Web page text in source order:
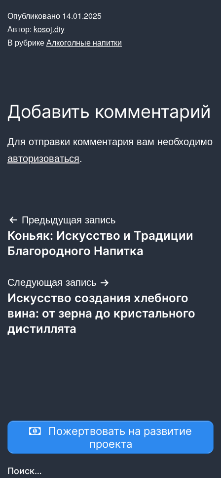
Опубликовано 14.01.2025
Автор: kosoj.diy
В рубрикеАлкоголные напитки
Добавить комментарий
Для отправки комментария вам необходимо
авторизоваться.
Навигация
по
Предыдущая запись
Коньяк: Искусство и Традиции
Благородного Напитка
Следующая запись
Искусство создания хлебного
вина: от зерна до кристального
дистиллята
Пожертвовать на развитие
проекта
Поиск…